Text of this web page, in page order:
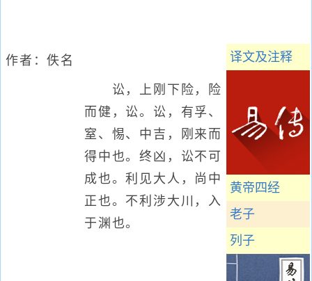
译文及注释
黄帝四经
老子
列子
作者：佚名
讼，上刚下险，险
而健，讼。讼，有孚、
窒、惕、中吉，刚来而
得中也。终凶，讼不可
成也。利见大人，尚中
正也。不利涉大川，入
于渊也。